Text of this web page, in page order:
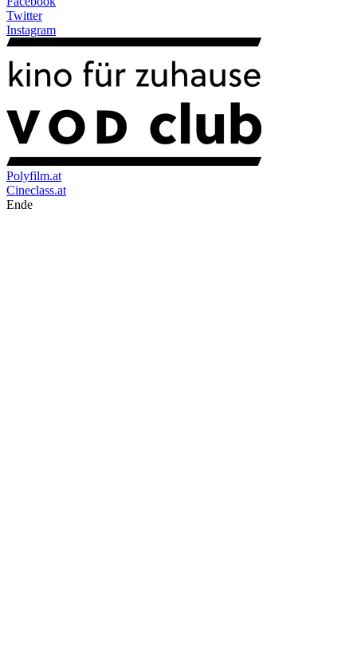
Twitter
Instagram
Polyfilm.at
Cineclass.at
Ende